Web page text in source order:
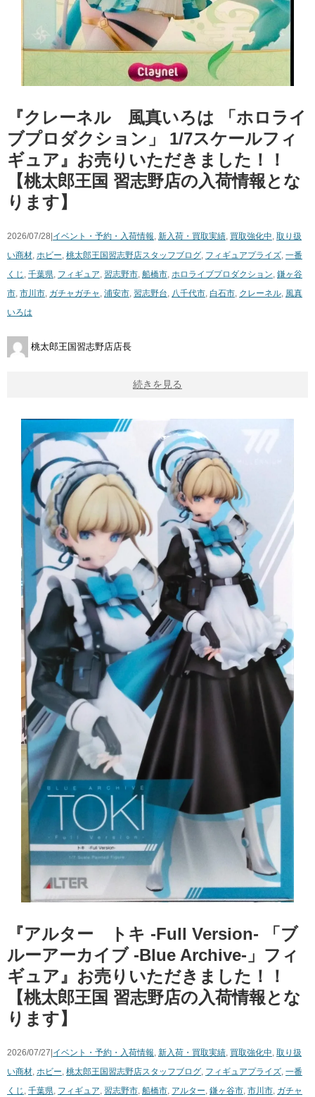
『クレーネル 風真いろは ​「ホロライ
ブプロダクション」 ​1/7スケールフィ
ギュア』お売りいただきました！！
【桃太郎王国 習志野店の入荷情報とな
ります】
2026/07/28| イベント・予約・入荷情報, 新入荷・買取実績, 買取強化中, 取り扱
い商材, ホビー, 桃太郎王国習志野店スタッフブログ, フィギュアプライズ, 一番
くじ , 千葉県, フィギュア, 習志野市, 船橋市, ホロライブプロダクション, 鎌ヶ谷
市, 市川市, ガチャガチャ , 浦安市, 習志野台, 八千代市, 白石市, クレーネル, 風真
いろは
桃太郎王国習志野店店長
続きを見る
『アルター トキ ​-Full ​Version- ​「ブ
ルーアーカイブ ​-Blue ​Archive-」フィ
ギュア』お売りいただきました！！
【桃太郎王国 習志野店の入荷情報とな
ります】
2026/07/27|イベント・予約・入荷情報 新入荷・買取実績 買取強化中 取り扱
い商材 ホビー 桃太郎王国習志野店スタッフブログ フィギュアプライズ 一番
くじ 千葉県 フィギュア 習志野市 船橋市 アルター 鎌ヶ谷市 市川市 ガチャ